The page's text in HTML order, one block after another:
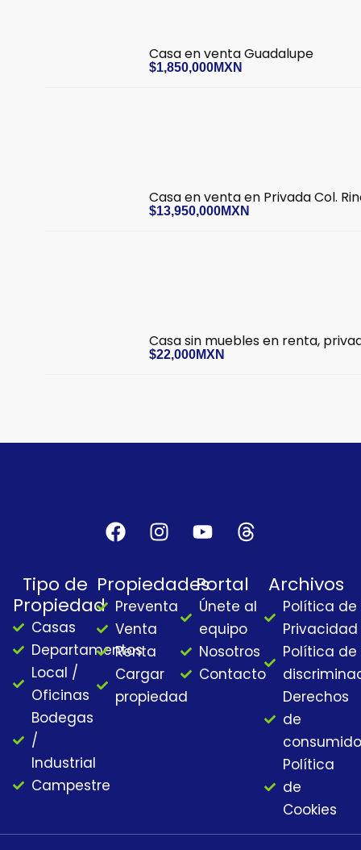
Casa en venta Guadalupe
$1,850,000MXN
Casa en venta en Privada Col.
$13,950,000MXN
Casa sin muebles en renta,
$22,000MXN
F
a
e
b
o
o
k
I
s
t
a
a
m
Y
u
t
u
b
e
T
h
r
e
a
d
s
Tipo de
Propiedad
Casas
Departamentos
Local /
Oficinas
Bodegas
/
Industrial
Campestre
Propiedades
Preventa
Venta
Renta
Cargar
propiedad
Portal
Únete al
equipo
Nosotros
Contacto
Archivos
Política de
Privacidad
Política de
Derechos
de
Política
de
Cookies